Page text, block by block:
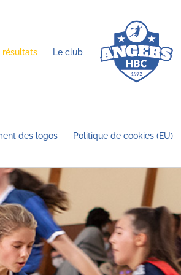
résultats Le club
des logos Politique de cookies (EU)